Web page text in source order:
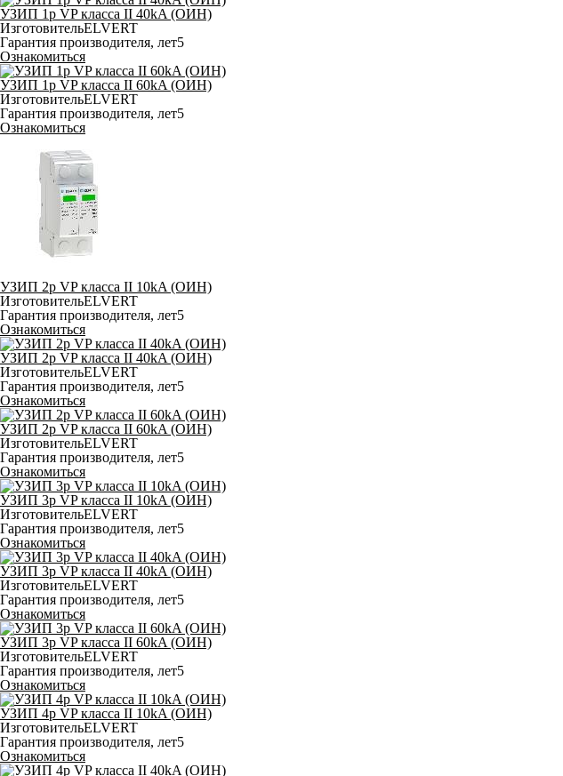
УЗИП 1p VP класса II 40kA (ОИН)
ИзготовительELVERT
Гарантия производителя, лет5
Ознакомиться
УЗИП 1p VP класса II 60kA (ОИН)
ИзготовительELVERT
Гарантия производителя, лет5
Ознакомиться
УЗИП 2p VP класса II 10kA (ОИН)
ИзготовительELVERT
Гарантия производителя, лет5
Ознакомиться
УЗИП 2p VP класса II 40kA (ОИН)
ИзготовительELVERT
Гарантия производителя, лет5
Ознакомиться
УЗИП 2p VP класса II 60kA (ОИН)
ИзготовительELVERT
Гарантия производителя, лет5
Ознакомиться
УЗИП 3p VP класса II 10kA (ОИН)
ИзготовительELVERT
Гарантия производителя, лет5
Ознакомиться
УЗИП 3p VP класса II 40kA (ОИН)
ИзготовительELVERT
Гарантия производителя, лет5
Ознакомиться
УЗИП 3p VP класса II 60kA (ОИН)
ИзготовительELVERT
Гарантия производителя, лет5
Ознакомиться
УЗИП 4p VP класса II 10kA (ОИН)
ИзготовительELVERT
Гарантия производителя, лет5
Ознакомиться